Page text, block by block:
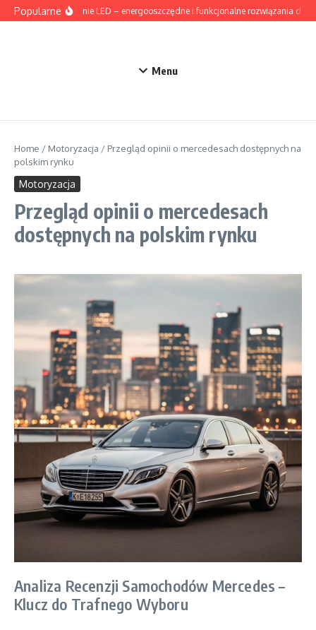
Przejdź do treści
PopularneOświetlenie LED – energooszczędne i funkcjonalne rozwiązania do
Menu
Home / Motoryzacja / Przegląd opinii o mercedesach dostępnych na
polskim rynku
Motoryzacja
Przegląd opinii o mercedesach
dostępnych na polskim rynku
Analiza Recenzji Samochodów Mercedes –
Klucz do Trafnego Wyboru